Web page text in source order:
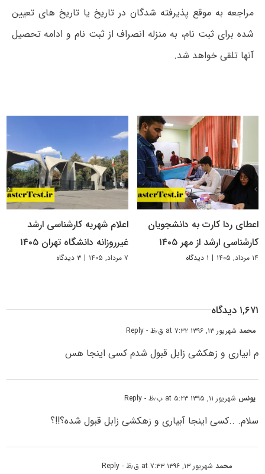
مراجعه به موقع پذیرفته شدگان در تاریخ یا تاریخ های تعیین
شده برای ثبت نام، به منزله انصراف از ثبت نام و ادامه تحصیل
آنها تلقی خواهد شد.
اعطای ردا کارت به دانشجویان
کارشناسی ارشد از مهر ۱۴۰۵
۱۴ مرداد, ۱۴۰۵ | ۱ دیدگاه
اعلام شهریه کارشناسی ارشد
غیرروزانه دانشگاه تهران ۱۴۰۵
۷ مرداد, ۱۴۰۵ | ۳ دیدگاه
۱,۶۷۱ دیدگاه
محمدشهریور ۱۳, ۱۳۹۶ at ۷:۳۲ ق٫ظ - Reply
م ابیاری و زهکشی زابل قبول شدم کسی اینجا هس
یونس شهریور ۱۱, ۱۳۹۵ at ۵:۲۳ ب٫ظ - Reply
سلام. ..کسی اینجا آبیاری و زهکشی زابل قبول شده؟!!؟
محمدشهریور ۱۳, ۱۳۹۶ at ۷:۳۳ ق٫ظ - Reply